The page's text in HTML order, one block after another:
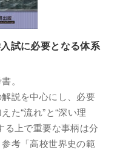
試に必要となる体系
。
説を中心にし、必要
た“流れ”と“深い理
る上で重要な事柄は分
考「高校世界史の範